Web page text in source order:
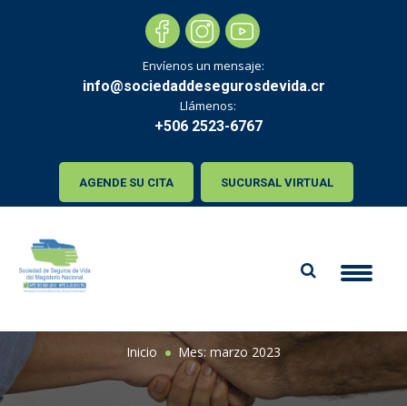
Envíenos un mensaje:
info@sociedaddesegurosdevida.cr
Llámenos:
+506 2523-6767
AGENDE SU CITA SUCURSAL VIRTUAL
Inicio Mes: marzo 2023